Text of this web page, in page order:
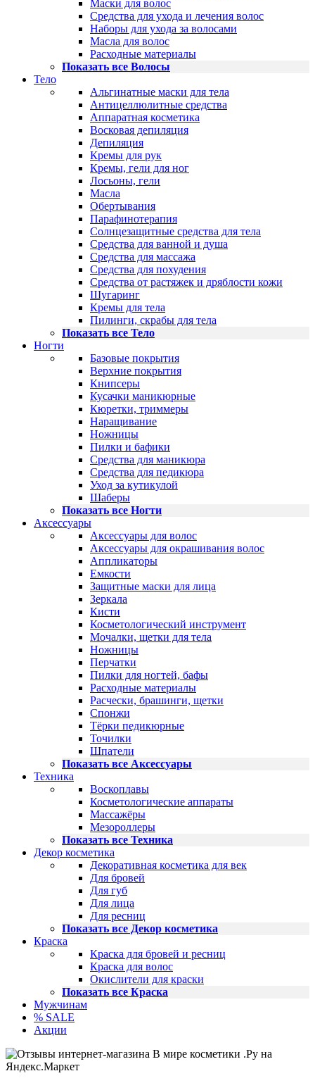
Маски для волос
Средства для ухода и лечения волос
Наборы для ухода за волосами
Масла для волос
Расходные материалы
Показать все Волосы
Тело
Альгинатные маски для тела
Антицеллюлитные средства
Аппаратная косметика
Восковая депиляция
Депиляция
Кремы для рук
Кремы, гели для ног
Лосьоны, гели
Масла
Обертывания
Парафинотерапия
Солнцезащитные средства для тела
Средства для ванной и душа
Средства для массажа
Средства для похудения
Средства от растяжек и дряблости кожи
Шугаринг
Кремы для тела
Пилинги, скрабы для тела
Показать все Тело
Ногти
Базовые покрытия
Верхние покрытия
Книпсеры
Кусачки маникюрные
Кюретки, триммеры
Наращивание
Ножницы
Пилки и бафики
Средства для маникюра
Средства для педикюра
Уход за кутикулой
Шаберы
Показать все Ногти
Аксессуары
Аксессуары для волос
Аксессуары для окрашивания волос
Аппликаторы
Емкости
Защитные маски для лица
Зеркала
Кисти
Косметологический инструмент
Мочалки, щетки для тела
Ножницы
Перчатки
Пилки для ногтей, бафы
Расходные материалы
Расчески, брашинги, щетки
Спонжи
Тёрки педикюрные
Точилки
Шпатели
Показать все Аксессуары
Техника
Воскоплавы
Косметологические аппараты
Массажёры
Мезороллеры
Показать все Техника
Декор косметика
Декоративная косметика для век
Для бровей
Для губ
Для лица
Для ресниц
Показать все Декор косметика
Краска
Краска для бровей и ресниц
Краска для волос
Окислители для краски
Показать все Краска
Мужчинам
% SALE
Акции